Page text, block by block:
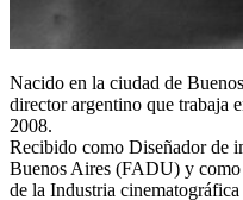
Nacido en la ciudad de
director argentino que trabaja
2008.
Recibido como Diseñador de
Buenos Aires (FADU) y
de la Industria